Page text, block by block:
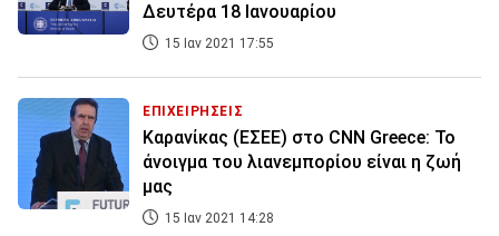
Δευτέρα 18 Ιανουαρίου
15 Ιαν 2021 17:55
ΕΠΙΧΕΙΡΗΣΕΙΣ
Καρανίκας (ΕΣΕΕ) στο CNN Greece: Το
άνοιγμα του λιανεμπορίου είναι η ζωή
μας
15 Ιαν 2021 14:28